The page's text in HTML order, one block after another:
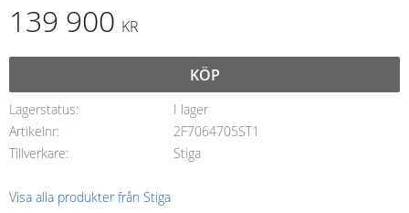
139 900 KR
KÖP
Lagerstatus
I lager
Artikelnr
2F7064705ST1
Tillverkare
Stiga
Visa alla produkter från Stiga